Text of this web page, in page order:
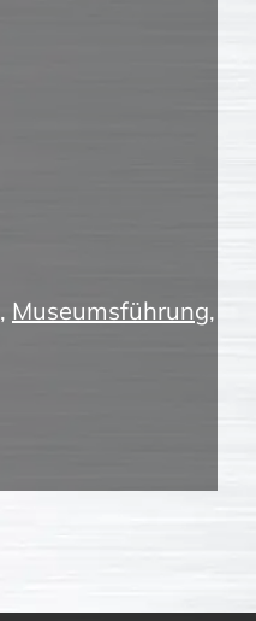
, Museumsführung,